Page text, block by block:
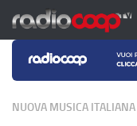
Salta al contenuto
NUOVA MUSICA ITALIANA